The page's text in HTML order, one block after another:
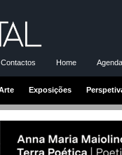
Contactos Home
Exposições